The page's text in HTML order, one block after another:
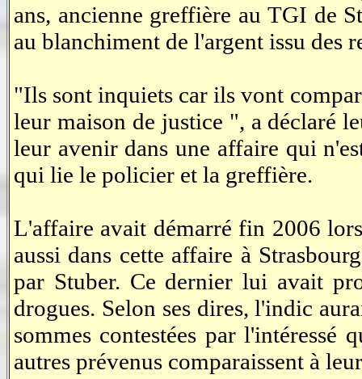
ans, ancienne greffière au TGI de
au blanchiment de l'argent issu des
"Ils sont inquiets car ils vont
leur maison de justice ", a déclaré
leur avenir dans une affaire qui
qui lie le policier et la greffière.
L'affaire avait démarré fin 2006
aussi dans cette affaire à
par Stuber. Ce dernier lui avait
drogues. Selon ses dires, l'indic
sommes contestées par l'intéressé
autres prévenus comparaissent à